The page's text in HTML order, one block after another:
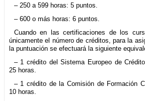
– 250 a 599 horas: 5 puntos.
– 600 o más horas: 6 puntos.
Cuando en las certificaciones de los
únicamente el número de créditos, para la
la puntuación se efectuará la siguiente
– 1 crédito del Sistema Europeo de
25 horas.
– 1 crédito de la Comisión de Formación
10 horas.